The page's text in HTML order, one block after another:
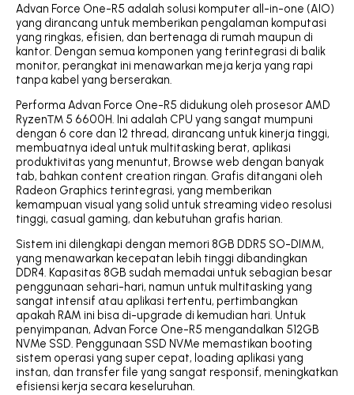
Advan Force One-R5 adalah solusi komputer all-in-one (AIO)
yang dirancang untuk memberikan pengalaman komputasi
yang ringkas, efisien, dan bertenaga di rumah maupun di
kantor. Dengan semua komponen yang terintegrasi di balik
monitor, perangkat ini menawarkan meja kerja yang rapi
tanpa kabel yang berserakan.
Performa Advan Force One-R5 didukung oleh prosesor AMD
Ryzen™ 5 6600H. Ini adalah CPU yang sangat mumpuni
dengan 6 core dan 12 thread, dirancang untuk kinerja tinggi,
membuatnya ideal untuk multitasking berat, aplikasi
produktivitas yang menuntut, Browse web dengan banyak
tab, bahkan content creation ringan. Grafis ditangani oleh
Radeon Graphics terintegrasi, yang memberikan
kemampuan visual yang solid untuk streaming video resolusi
tinggi, casual gaming, dan kebutuhan grafis harian.
Sistem ini dilengkapi dengan memori 8GB DDR5 SO-DIMM,
yang menawarkan kecepatan lebih tinggi dibandingkan
DDR4. Kapasitas 8GB sudah memadai untuk sebagian besar
penggunaan sehari-hari, namun untuk multitasking yang
sangat intensif atau aplikasi tertentu, pertimbangkan
apakah RAM ini bisa di-upgrade di kemudian hari. Untuk
penyimpanan, Advan Force One-R5 mengandalkan 512GB
NVMe SSD. Penggunaan SSD NVMe memastikan booting
sistem operasi yang super cepat, loading aplikasi yang
instan, dan transfer file yang sangat responsif, meningkatkan
efisiensi kerja secara keseluruhan.